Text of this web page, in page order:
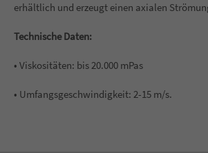
erhältlich und erzeugt einen axialen
Technische Daten:
• Viskositäten: bis 20.000 mPas
• Umfangsgeschwindigkeit: 2-15 m/s.